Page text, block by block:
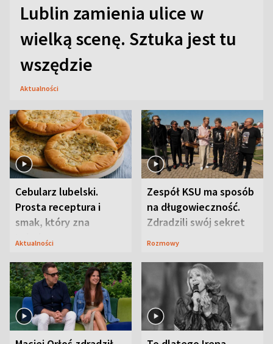
Lublin zamienia ulice w
wielką scenę. Sztuka jest tu
wszędzie
Aktualności
Cebularz lubelski.
Prosta receptura i
smak, który zna
Lubelszczyzna
Aktualności
Zespół KSU ma sposób
na długowieczność.
Zdradzili swój sekret
Rozmowy